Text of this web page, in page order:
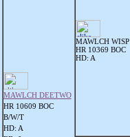
MAWLCH DEETWO
HR 10609 BOC
B/W/T
HD: A
MAWLCH WISP
HR 10369 BOC
HD: A